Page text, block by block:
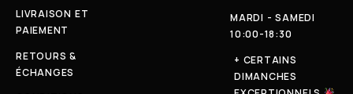
LIVRAISON ET
PAIEMENT
RETOURS &
ÉCHANGES
MARDI - SAMEDI
10:00-18:30
+ CERTAINS
DIMANCHES